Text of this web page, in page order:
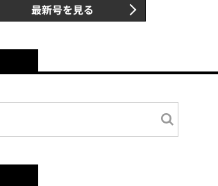
最新号を見る